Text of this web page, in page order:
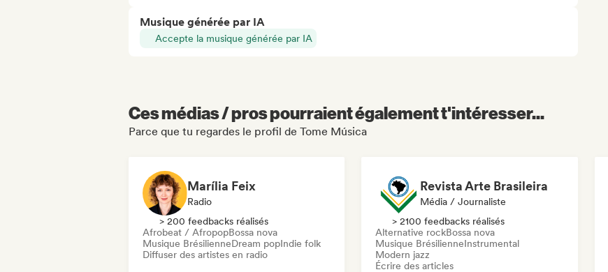
Musique générée par IA
Accepte la musique générée par IA
Ces médias / pros pourraient également t'intéresser...
Parce que tu regardes le profil de Tome Música
Marília Feix
Radio
> 200 feedbacks réalisés
Afrobeat / AfropopBossa nova
Musique BrésilienneDream popIndie folk
Diffuser des artistes en radio
Revista Arte Brasileira
Média / Journaliste
> 2100 feedbacks réalisés
Alternative rockBossa nova
Musique BrésilienneInstrumental
Modern jazz
Écrire des articles